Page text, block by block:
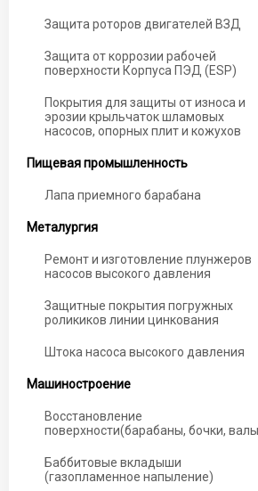
Защита роторов двигателей ВЗД
Защита от коррозии рабочей
поверхности Корпуса ПЭД (ESP)
Покрытия для защиты от износа и
эрозии крыльчаток шламовых
насосов, опорных плит и кожухов
Пищевая промышленность
Лапа приемного барабана
Металургия
Ремонт и изготовление плунжеров
насосов высокого давления
Защитные покрытия погружных
роликиков линии цинкования
Штока насоса высокого давления
Машиностроение
Восстановление
поверхности(барабаны, бочки,
Баббитовые вкладыши
(газопламенное напыление)